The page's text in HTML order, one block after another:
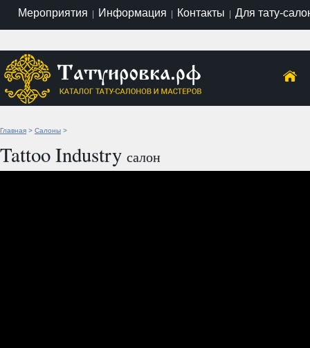
Мероприятия | Информация | Контакты | Для тату-
Главная > Салоны >
Tattoo Industry салон